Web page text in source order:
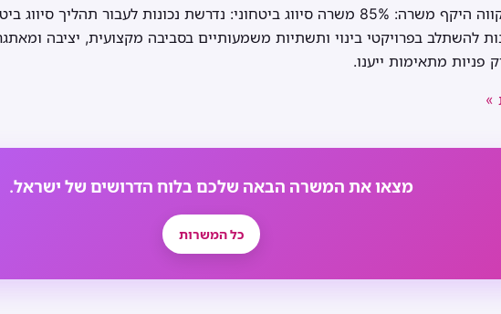
מיקום: פתח תקווה היקף משרה: 85% משרה סיווג ביטחוני: נדרשת נכונות לעבור
להשתלב בפרויקטי בינוי ותשתיות משמעותיים בסביבה מקצועית, יציבה
פניות מתאימות ייענו.
»
מצאו את המשרה הבאה שלכם בלוח הדרושים של ישראל.
כל המשרות